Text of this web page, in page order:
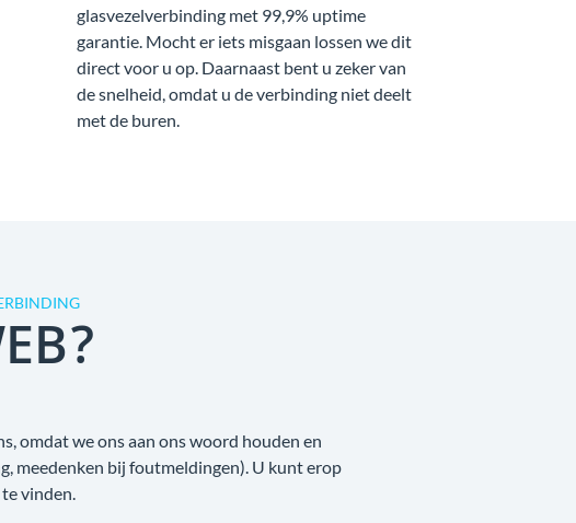
glasvezelverbinding met 99,9% uptime
garantie. Mocht er iets misgaan lossen we dit
direct voor u op. Daarnaast bent u zeker van
de snelheid, omdat u de verbinding niet deelt
met de buren.
omdat we ons aan ons woord houden en
meedenken bij foutmeldingen). U kunt erop
vinden.